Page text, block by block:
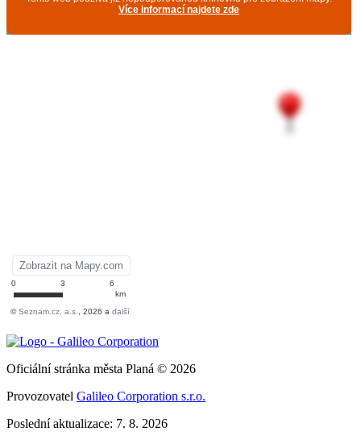
Oficiální stránka města Planá © 2026
Provozovatel Galileo Corporation s.r.o.
Poslední aktualizace: 7. 8. 2026